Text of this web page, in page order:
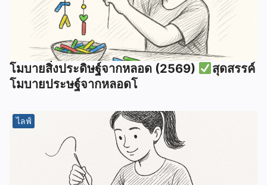
โมบายสิ่งประดิษฐ์จากหลอด (2569)
สุดสรรค์
โมบายประษฐ์จากหลอดโ
ไลฟ์